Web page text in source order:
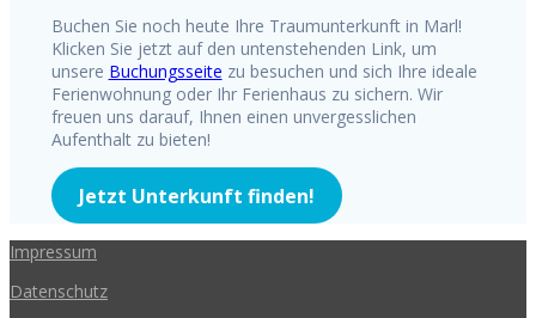
Buchen Sie noch heute Ihre Traumunterkunft in Marl!
Klicken Sie jetzt auf den untenstehenden Link, um
unsere Buchungsseite zu besuchen und sich Ihre ideale
Ferienwohnung oder Ihr Ferienhaus zu sichern. Wir
freuen uns darauf, Ihnen einen unvergesslichen
Aufenthalt zu bieten!
Jetzt Unterkunft finden!
Impressum
Datenschutz